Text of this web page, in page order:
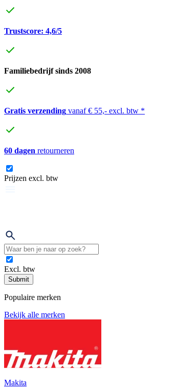
Trustscore: 4,6/5
Familiebedrijf sinds 2008
Gratis verzending vanaf € 55,- excl. btw *
60 dagen retourneren
Prijzen excl. btw
Excl. btw
Submit
Populaire merken
Bekijk alle merken
Makita